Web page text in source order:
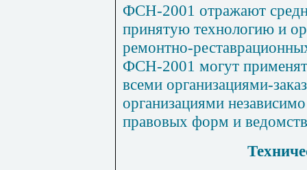
ФСН-2001 отражают
принятую технологию и
ремонтно-реставрационны
ФСН-2001 могут
всеми организациями-
организациями
правовых форм и